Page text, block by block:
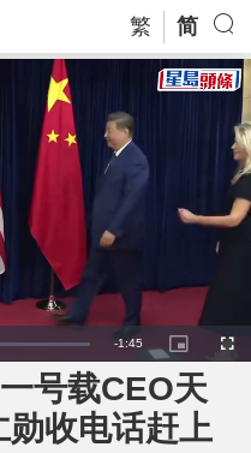
繁 简
R
e
m
-1:45
P
i
c
t
u
i
F
u
号载CEO天
收电话赶上